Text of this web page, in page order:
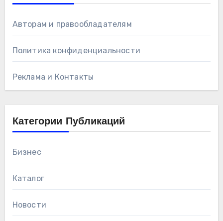
Авторам и правообладателям
Политика конфиденциальности
Реклама и Контакты
Категории Публикаций
Бизнес
Каталог
Новости